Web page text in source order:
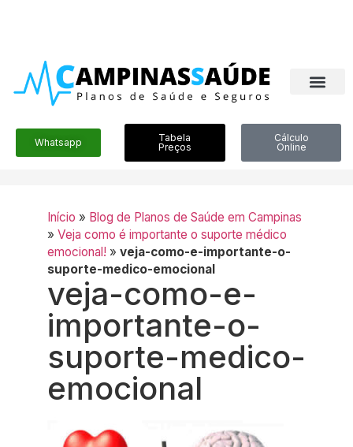
Whatsapp
Tabela
Preços
Cálculo
Online
Início » Blog de Planos de Saúde em Campinas
» Veja como é importante o suporte médico
emocional! » veja-como-e-importante-o-
suporte-medico-emocional
veja-como-e-
importante-o-
suporte-medico-
emocional